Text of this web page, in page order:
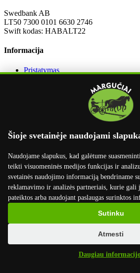
Šioje svetainėje naudojami
Naudojame slapukus, kad galėtume
teikti visuomeninės medijos funkcijas ir
svetainės naudojimo informaciją bendriname
reklamavimo ir analizės partneriais, kurie
pateiktos arba naudojant paslaugas surinktos
Daugiau
Sutinku
Atmesti
Swedbank AB
LT50 7300 0101 6630 2746
Swift kodas: HABALT22
Informacija
Pristatymas
Užsakymo grąžinimas